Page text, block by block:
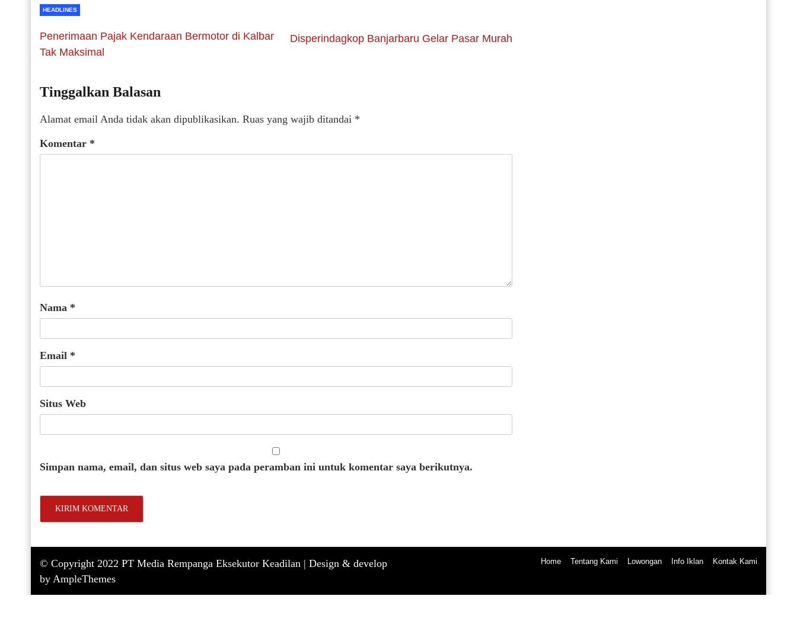
HEADLINES
Penerimaan Pajak Kendaraan Bermotor di Kalbar
Tak Maksimal
Disperindagkop Banjarbaru Gelar Pasar Murah
Tinggalkan Balasan
Alamat email Anda tidak akan dipublikasikan. Ruas yang wajib ditandai *
Komentar *
Nama *
Email *
Situs Web
Simpan nama, email, dan situs web saya pada peramban ini untuk komentar saya berikutnya.
© Copyright 2022 PT Media Rempanga Eksekutor Keadilan | Design & develop
by AmpleThemes
Home Tentang Kami Lowongan Info Iklan Kontak Kami